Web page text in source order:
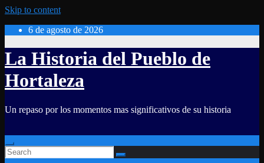
Skip to content
6 de agosto de 2026
La Historia del Pueblo de
Hortaleza
Un repaso por los momentos mas significativos de su historia